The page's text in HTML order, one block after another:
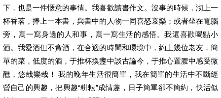
下，也是一件愜意的事情。我喜歡讀書作文。沒事的時候，沏上一
杯香茗，捧上一本書，與書中的人物一同喜怒哀樂；或者坐在電腦
旁，寫一寫身邊的人和事，寫一寫生活的感悟。我還喜歡喝點小
酒。我愛酒但不貪酒，在合適的時間和環境中，約上幾位老友，簡
單的菜，低度的酒，于推杯換盞中談古論今，于推心置腹中感受微
醺，悠哉樂哉！ 我的晚年生活很簡單，我在簡單的生活中不斷經
營自己的興趣，把興趣“耕耘”成情趣，日子簡單卻不簡約，快活似